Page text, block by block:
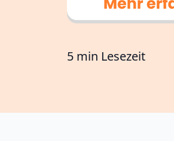
5 min Lesezeit